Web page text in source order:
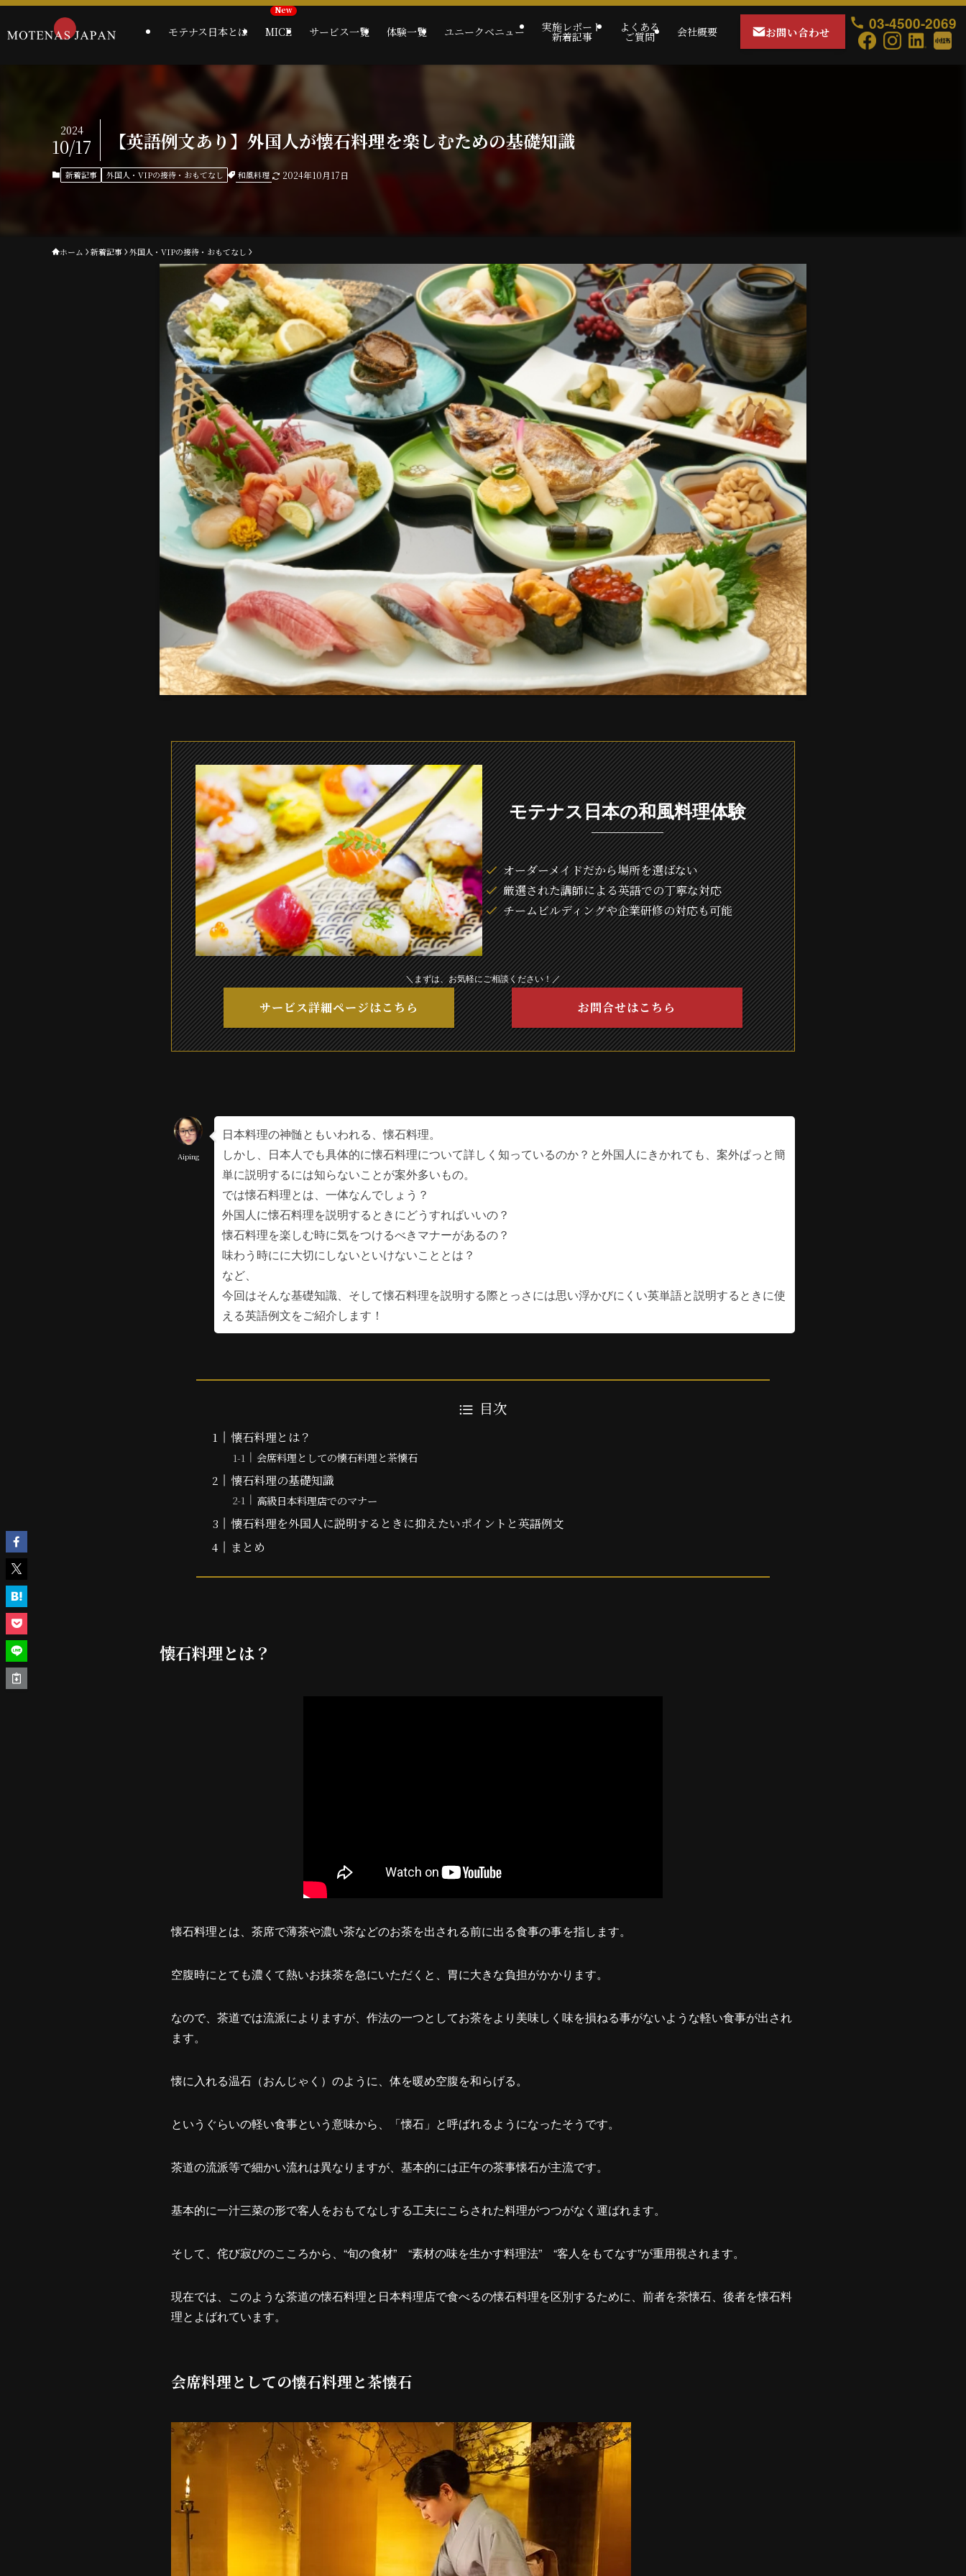
モテナス日本とは MICE サービス一覧 体験一覧 ユニークベニュー 実施レポート
新着記事
よくある
ご質問 会社概要 お問い合わせ 03-4500-2069
【英語例文あり】外国人が懐石料理を楽しむための基礎知識
2024
10/17
新着記事 外国人・VIPの接待・おもてなし 和風料理 2024年10月17日
ホーム 新着記事 外国人・VIPの接待・おもてなし
モテナス日本の和風料理体験
オーダーメイドだから場所を選ばない
厳選された講師による英語での丁寧な対応
チームビルディングや企業研修の対応も可能
＼まずは、お気軽にご相談ください！／
サービス詳細ページはこちら お問合せはこちら
Aiping
日本料理の神髄ともいわれる、懐石料理。
しかし、日本人でも具体的に懐石料理について詳しく知っているのか？と外国人にきかれても、案外ぱっと簡
単に説明するには知らないことが案外多いもの。
では懐石料理とは、一体なんでしょう？
外国人に懐石料理を説明するときにどうすればいいの？
懐石料理を楽しむ時に気をつけるべきマナーがあるの？
味わう時にに大切にしないといけないこととは？
など、
今回はそんな基礎知識、そして懐石料理を説明する際とっさには思い浮かびにくい英単語と説明するときに使
える英語例文をご紹介します！
目次
懐石料理とは？
会席料理としての懐石料理と茶懐石
懐石料理の基礎知識
高級日本料理店でのマナー
懐石料理を外国人に説明するときに抑えたいポイントと英語例文
まとめ
懐石料理とは？
懐石料理とは、茶席で薄茶や濃い茶などのお茶を出される前に出る食事の事を指します。
空腹時にとても濃くて熱いお抹茶を急にいただくと、胃に大きな負担がかかります。
なので、茶道では流派によりますが、作法の一つとしてお茶をより美味しく味を損ねる事がないような軽い食事が出され
ます。
懐に入れる温石（おんじゃく）のように、体を暖め空腹を和らげる。
というぐらいの軽い食事という意味から、「懐石」と呼ばれるようになったそうです。
茶道の流派等で細かい流れは異なりますが、基本的には正午の茶事懐石が主流です。
基本的に一汁三菜の形で客人をおもてなしする工夫にこらされた料理がつつがなく運ばれます。
そして、侘び寂びのこころから、“旬の食材” “素材の味を生かす料理法” “客人をもてなす”が重用視されます。
現在では、このような茶道の懐石料理と日本料理店で食べるの懐石料理を区別するために、前者を茶懐石、後者を懐石料
理とよばれています。
会席料理としての懐石料理と茶懐石